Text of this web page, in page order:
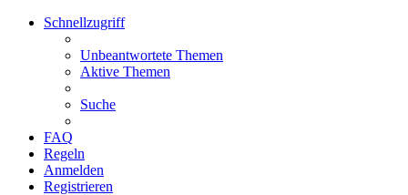
Schnellzugriff
Unbeantwortete Themen
Aktive Themen
Suche
FAQ
Regeln
Anmelden
Registrieren